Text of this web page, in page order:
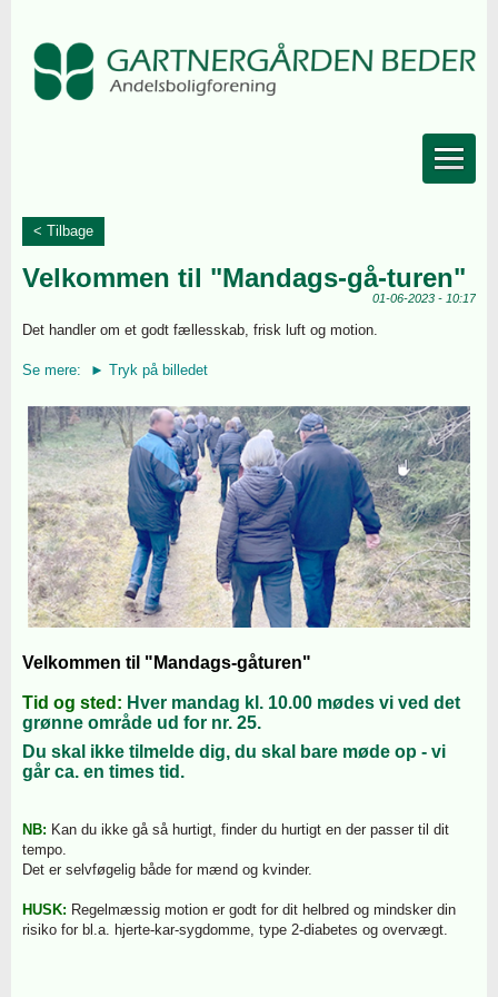
< Tilbage
Velkommen til "Mandags-gå-turen"
01-06-2023 - 10:17
Det handler om et godt fællesskab, frisk luft og motion.
Se mere: ► Tryk på billedet
Velkommen til "Mandags-gåturen"
Tid og sted: Hver mandag kl. 10.00 mødes vi ved det
grønne område ud for nr. 25.
Du skal ikke tilmelde dig, du skal bare møde op - vi
går ca. en times tid.
NB: Kan du ikke gå så hurtigt, finder du hurtigt en der passer til dit
tempo.
Det er selvføgelig både for mænd og kvinder.
HUSK: Regelmæssig motion er godt for dit helbred og mindsker din
risiko for bl.a. hjerte-kar-sygdomme, type 2-diabetes og overvægt.